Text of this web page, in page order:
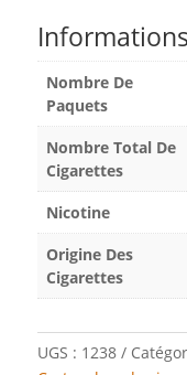
Nombre De
Paquets
Nombre Total De
Cigarettes
Nicotine
Origine Des
Cigarettes
UGS : 1238